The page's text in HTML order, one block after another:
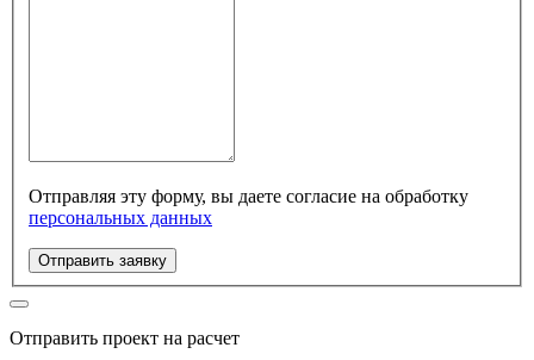
Отправляя эту форму, вы даете согласие на обработку
персональных данных
Отправить заявку
Отправить проект на расчет